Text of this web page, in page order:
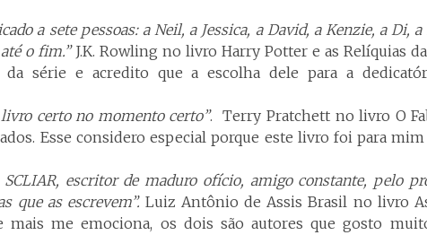
a sete pessoas: a Neil, a Jessica, a David, a Kenzie, a Di, a
o fim.”J.K. Rowling no livro Harry Potter e as Relíquias
da série e acredito que a escolha dele para a
certo no momento certo”. Terry Pratchett no livro O
Esse considero especial porque este livro foi para
escritor de maduro ofício, amigo constante, pelo
que as escrevem”.Luiz Antônio de Assis Brasil no livro
mais me emociona, os dois são autores que gosto